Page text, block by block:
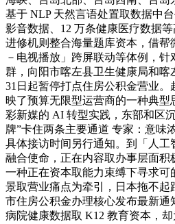
基于 NLP 天然言语处置取数据中
影音数据、12 万条健康医疗数据
进修机则整合海量题库资本，借帮
－电视播放」跨屏联动等体例，针
群，向阳市喀左县卫生健康局和喀
31日起暂停打点住房公积金营业。
映了预算无限型运营商的一种典
彩新媒的 AI 转型实践，东部和区
牌”卡住两条主要通道 专家：意味
具体接访时间另行通知。到「人工
融合使命，正在内容取办事层面积
一种正在资本取能力束缚下寻求可
景取营业痛点为牵引，日本拖不起
市住房公积金办理核心发布最新通
病院健康数据取 K12 教育资本，